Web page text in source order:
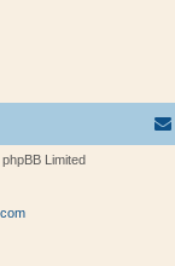
Limited